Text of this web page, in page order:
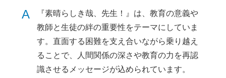
A
『素晴らしき哉、先生！』は、教育の意義や
教師と生徒の絆の重要性をテーマにしていま
す。直面する困難を支え合いながら乗り越え
ることで、人間関係の深さや教育の力を再認
識させるメッセージが込められています。